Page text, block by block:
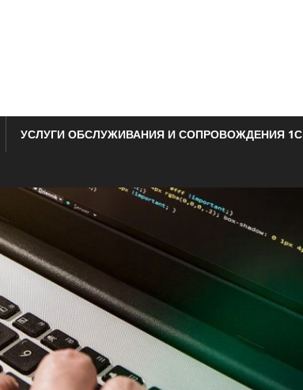
УСЛУГИ ОБСЛУЖИВАНИЯ И СОПРОВОЖДЕНИЯ 1С